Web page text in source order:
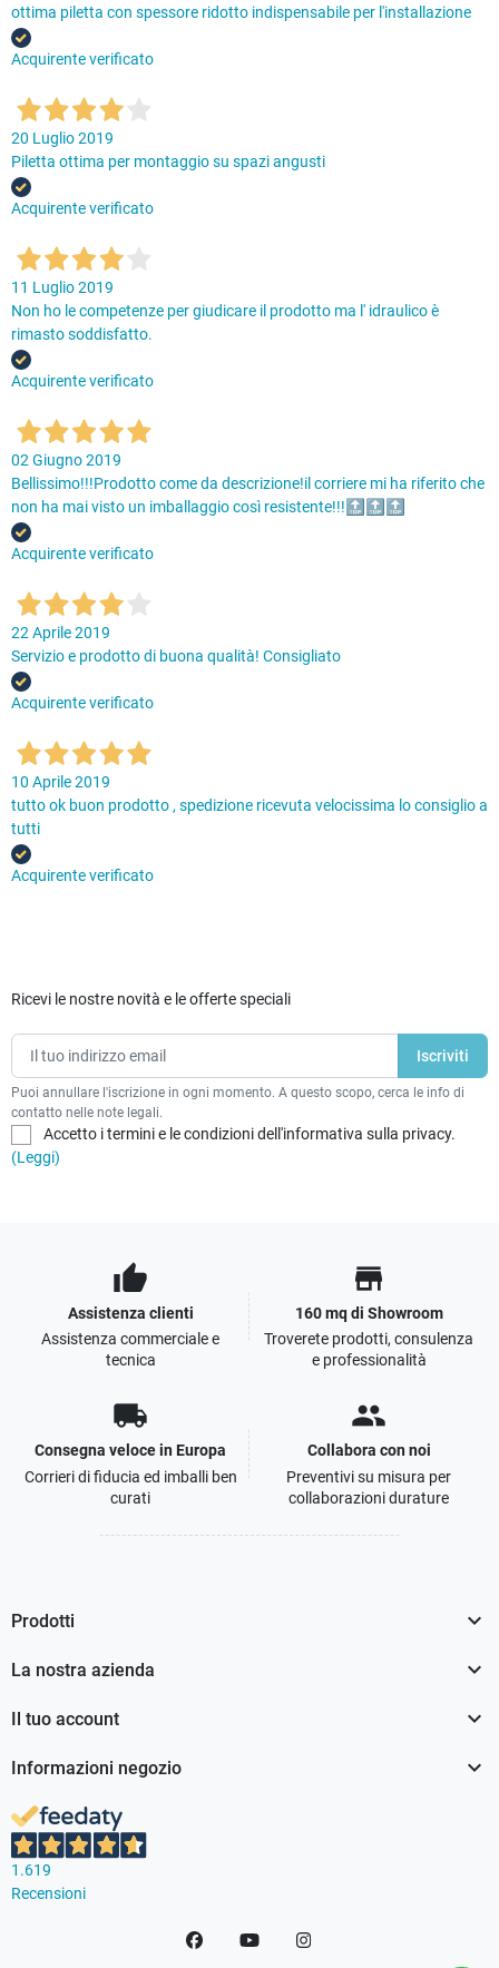
ottima piletta con spessore ridotto indispensabile per l'installazione
Acquirente verificato
20 Luglio 2019
Piletta ottima per montaggio su spazi angusti
Acquirente verificato
11 Luglio 2019
Non ho le competenze per giudicare il prodotto ma l' idraulico è
rimasto soddisfatto.
Acquirente verificato
02 Giugno 2019
Bellissimo!!!Prodotto come da descrizione!il corriere mi ha riferito che
non ha mai visto un imballaggio così resistente!!!🔝🔝🔝
Acquirente verificato
22 Aprile 2019
Servizio e prodotto di buona qualità! Consigliato
Acquirente verificato
10 Aprile 2019
tutto ok buon prodotto , spedizione ricevuta velocissima lo consiglio a
tutti
Acquirente verificato
Ricevi le nostre novità e le offerte speciali
Puoi annullare l'iscrizione in ogni momento. A questo scopo, cerca le info di
contatto nelle note legali.
Accetto i termini e le condizioni dell'informativa sulla privacy.
(Leggi)
thumb_up
Assistenza clienti
Assistenza commerciale e
tecnica
store
160 mq di Showroom
Troverete prodotti, consulenza
e professionalità
local_shipping
Consegna veloce in Europa
Corrieri di fiducia ed imballi ben
curati
people
Collabora con noi
Preventivi su misura per
collaborazioni durature
Prodotti 
La nostra azienda 
Il tuo account 
Informazioni negozio 
1.619
Recensioni